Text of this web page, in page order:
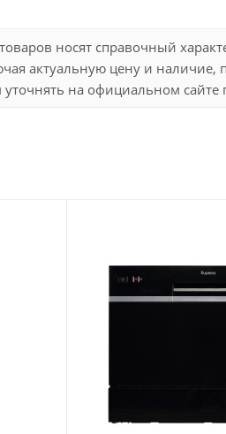
носят справочный
актуальную цену и
на официальном сайте